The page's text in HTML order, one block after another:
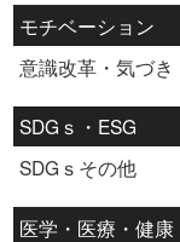
モチベーション
意識改革・気づき
SDGｓ・ESG
SDGｓその他
医学・医療・健康